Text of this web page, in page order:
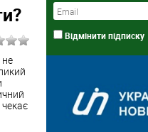
не
Відмінити підписку